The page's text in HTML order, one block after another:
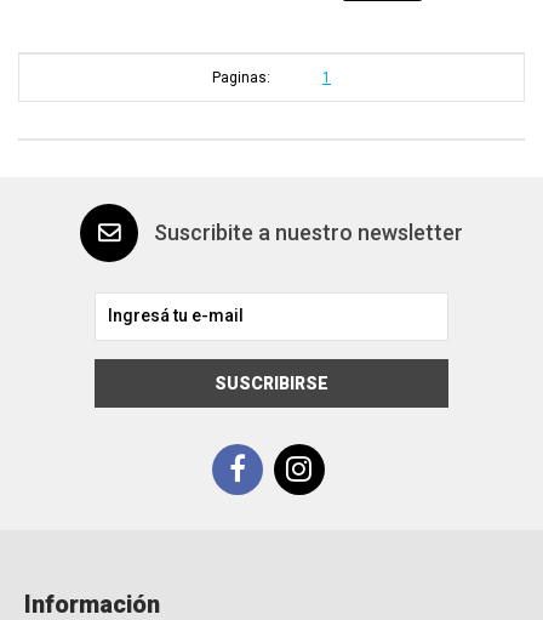
Paginas: 1
Suscribite a nuestro newsletter
SUSCRIBIRSE
Información